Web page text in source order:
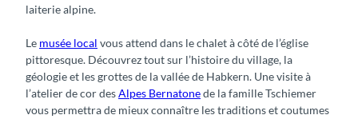
laiterie alpine.
Le musée local vous attend dans le chalet à côté de l’église
pittoresque. Découvrez tout sur l’histoire du village, la
géologie et les grottes de la vallée de Habkern. Une visite à
l’atelier de cor desAlpes Bernatonede la famille Tschiemer
vous permettra de mieux connaître les traditions et coutumes